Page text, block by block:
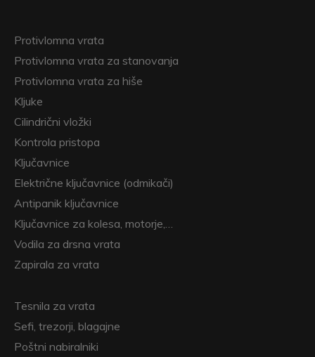
Protivlomna vrata
Protivlomna vrata za stanovanja
Protivlomna vrata za hiše
Kljuke
Cilindrični vložki
Kontrola pristopa
Ključavnice
Električne ključavnice (odmikači)
Antipanik ključavnice
Ključavnice za kolesa, motorje,…
Vodila za drsna vrata
Zapirala za vrata
Tesnila za vrata
Sefi, trezorji, blagajne
Poštni nabiralniki